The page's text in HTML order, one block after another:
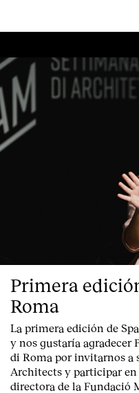
Primera
Roma
La primera edición de
y nos gustaría agradecer
di Roma por invitarnos a
Architects y participar en
directora de la Fundació